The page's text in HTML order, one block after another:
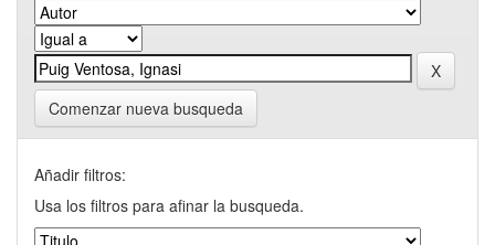
Comenzar nueva busqueda
Añadir filtros:
Usa los filtros para afinar la busqueda.